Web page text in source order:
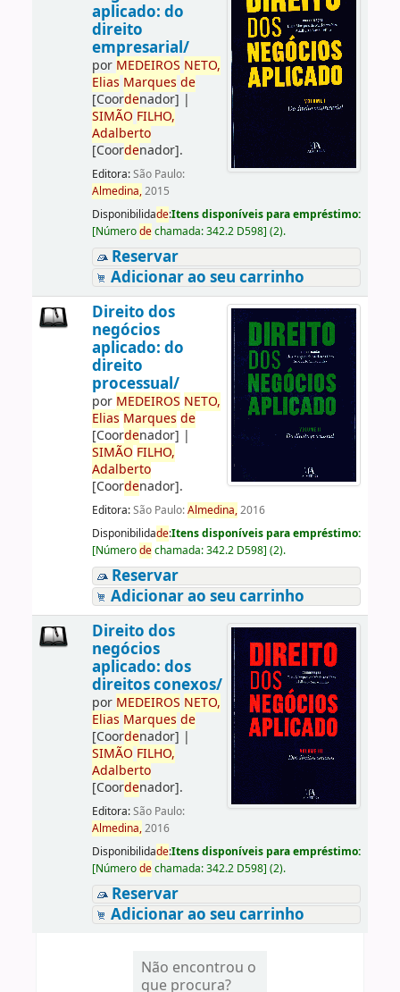
aplicado: do
direito
empresarial/
por MEDEIROS NETO,
Elias Marques de
[Coordenador] |
SIMÃO FILHO,
Adalberto
[Coordenador].
Editora:São Paulo:
Almedina,2015
Disponibilidade:Itens disponíveis para empréstimo:
[Númerodechamada:342.2 D598] (2).
Reservar
Adicionar ao seu carrinho
Direito dos
negócios
aplicado: do
direito
processual/
por MEDEIROS NETO,
Elias Marques de
[Coordenador] |
SIMÃO FILHO,
Adalberto
[Coordenador].
Editora:São Paulo:Almedina,2016
Disponibilidade:Itens disponíveis para empréstimo:
[Númerodechamada:342.2 D598] (2).
Reservar
Adicionar ao seu carrinho
Direito dos
negócios
aplicado: dos
direitos conexos/
por MEDEIROS NETO,
Elias Marques de
[Coordenador] |
SIMÃO FILHO,
Adalberto
[Coordenador].
Editora:São Paulo:
Almedina,2016
Disponibilidade:Itens disponíveis para empréstimo:
[Númerodechamada:342.2 D598] (2).
Reservar
Adicionar ao seu carrinho
Não encontrou o
que procura?